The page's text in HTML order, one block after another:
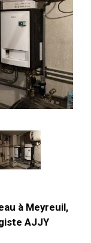
à Meyreuil,
AJJY